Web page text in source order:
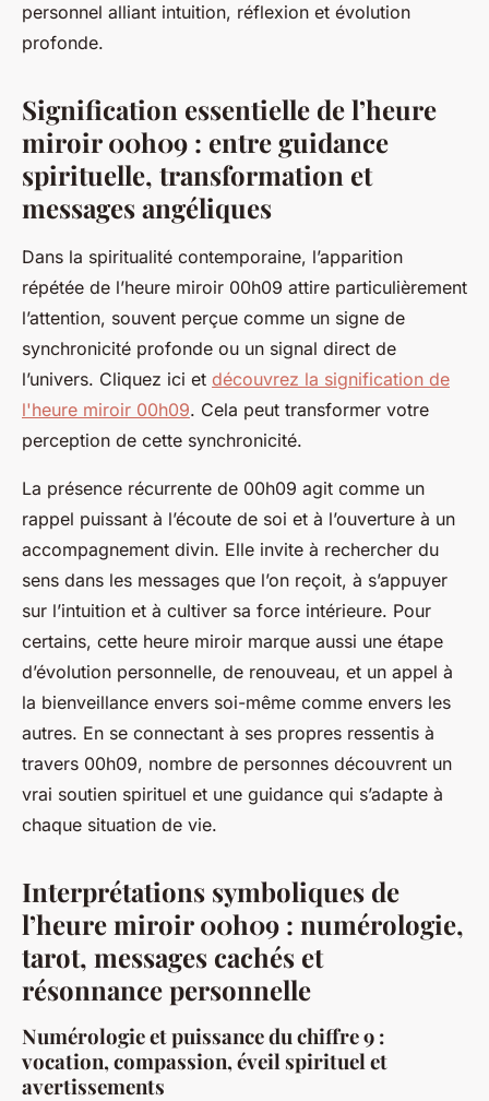
personnel alliant intuition, réflexion et évolution
profonde.
Signification essentielle de l’heure
miroir 00h09 : entre guidance
spirituelle, transformation et
messages angéliques
Dans la spiritualité contemporaine, l’apparition
répétée de l’heure miroir 00h09 attire particulièrement
l’attention, souvent perçue comme un signe de
synchronicité profonde ou un signal direct de
l’univers. Cliquez ici et découvrez la signification de
l'heure miroir 00h09. Cela peut transformer votre
perception de cette synchronicité.
La présence récurrente de 00h09 agit comme un
rappel puissant à l’écoute de soi et à l’ouverture à un
accompagnement divin. Elle invite à rechercher du
sens dans les messages que l’on reçoit, à s’appuyer
sur l’intuition et à cultiver sa force intérieure. Pour
certains, cette heure miroir marque aussi une étape
d’évolution personnelle, de renouveau, et un appel à
la bienveillance envers soi-même comme envers les
autres. En se connectant à ses propres ressentis à
travers 00h09, nombre de personnes découvrent un
vrai soutien spirituel et une guidance qui s’adapte à
chaque situation de vie.
Interprétations symboliques de
l’heure miroir 00h09 : numérologie,
tarot, messages cachés et
résonnance personnelle
Numérologie et puissance du chiffre 9 :
vocation, compassion, éveil spirituel et
avertissements